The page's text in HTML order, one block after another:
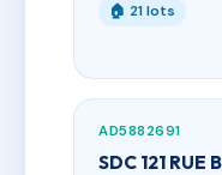
🏠 21 lots
AD5882691
SDC 121 RUE